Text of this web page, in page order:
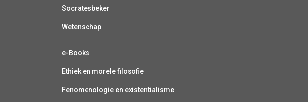
Socratesbeker
Wetenschap
e-Books
Ethiek en morele filosofie
Fenomenologie en existentialisme